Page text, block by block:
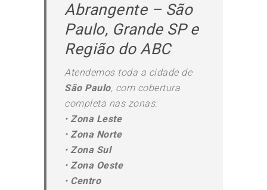
Abrangente – São
Paulo, Grande SP e
Região do ABC
Atendemos toda a cidade de
São Paulo, com cobertura
completa nas zonas:
• Zona Leste
• Zona Norte
• Zona Sul
• Zona Oeste
• Centro